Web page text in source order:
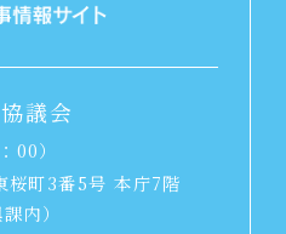
議会
00）
桜町3番5号 本庁7階
内）